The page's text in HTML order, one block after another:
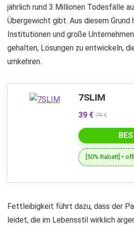
jährlich rund 3 Millionen Todesfälle
Übergewicht gibt. Aus diesem Grund
Institutionen und große
gehalten, Lösungen zu entwickeln,
umkehren.
7SLIM
39 € 78 €
[50% Rabatt] •
Fettleibigkeit führt dazu, dass der
leidet, die im Lebensstil wirklich